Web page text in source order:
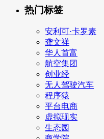
热门标签
安利可·卡罗素
龚文祥
华人首富
航空集团
创业经
无人驾驶汽车
程序猿
平台电商
虚拟现实
生态园